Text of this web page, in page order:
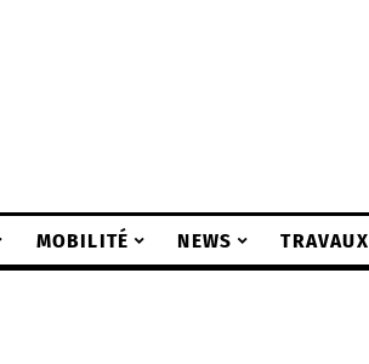
MOBILITÉ NEWS TRAVAUX